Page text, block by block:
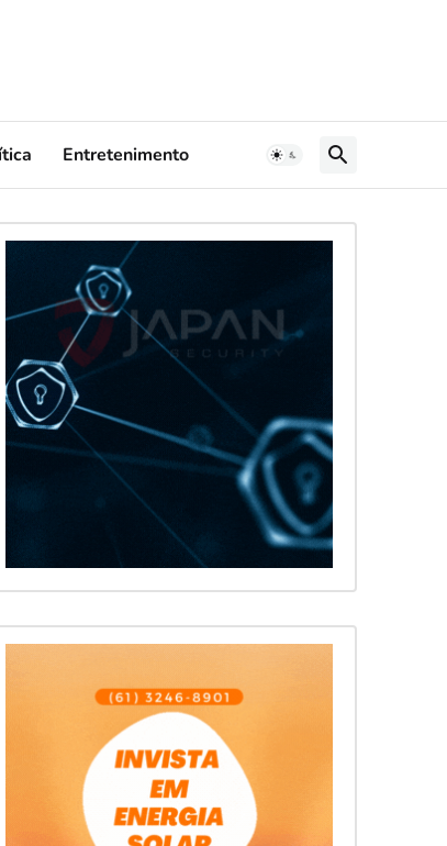
Entretenimento